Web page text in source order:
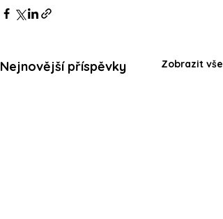
Nejnovější příspěvky Zobrazit vše